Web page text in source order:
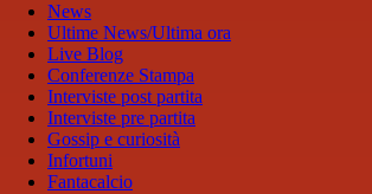
News
Ultime News/Ultima ora
Live Blog
Conferenze Stampa
Interviste post partita
Interviste pre partita
Gossip e curiosità
Infortuni
Fantacalcio